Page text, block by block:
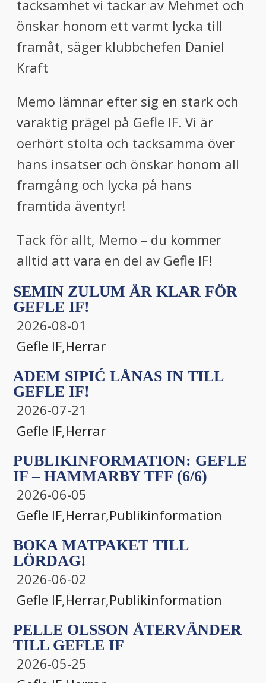
tacksamhet vi tackar av Mehmet och
önskar honom ett varmt lycka till
framåt, säger klubbchefen Daniel
Kraft
Memo lämnar efter sig en stark och
varaktig prägel på Gefle IF. Vi är
oerhört stolta och tacksamma över
hans insatser och önskar honom all
framgång och lycka på hans
framtida äventyr!
Tack för allt, Memo – du kommer
alltid att vara en del av Gefle IF!
SEMIN ZULUM ÄR KLAR FÖR
GEFLE IF!
2026-08-01
Gefle IF,Herrar
ADEM SIPIĆ LÅNAS IN TILL
GEFLE IF!
2026-07-21
Gefle IF,Herrar
PUBLIKINFORMATION: GEFLE
IF – HAMMARBY TFF (6/6)
2026-06-05
Gefle IF,Herrar,Publikinformation
BOKA MATPAKET TILL
LÖRDAG!
2026-06-02
Gefle IF,Herrar,Publikinformation
PELLE OLSSON ÅTERVÄNDER
TILL GEFLE IF
2026-05-25